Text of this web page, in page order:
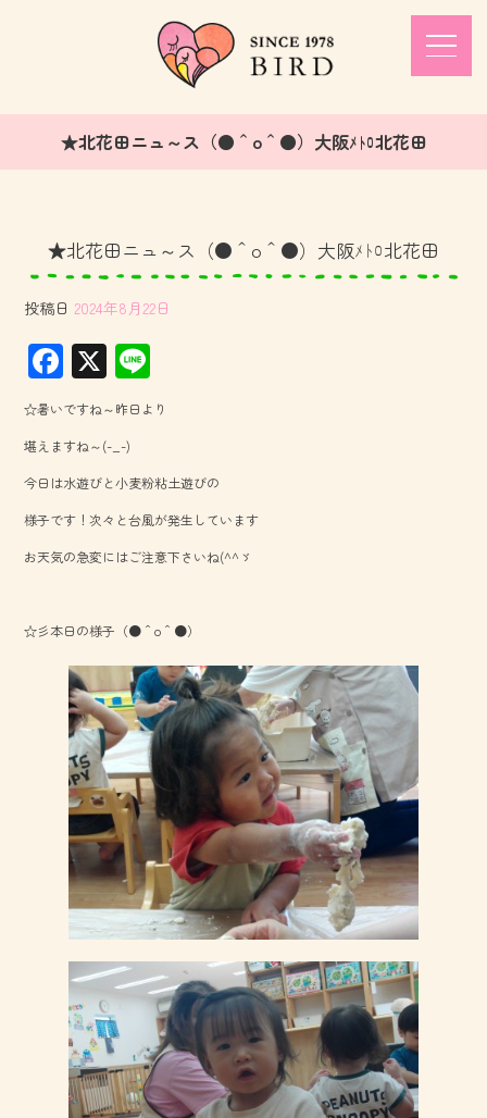
★北花田ニュ～ス（●＾o＾●）大阪ﾒﾄﾛ北花田
★北花田ニュ～ス（●＾o＾●）大阪ﾒﾄﾛ北花田
投稿日 2024年8月22日
F
ac
e
b
o
ok
X
ne
☆暑いですね～昨日より
堪えますね～(-_-)
今日は水遊びと小麦粉粘土遊びの
様子です！次々と台風が発生しています
お天気の急変にはご注意下さいね(^^ゞ
☆彡本日の様子（●＾o＾●）